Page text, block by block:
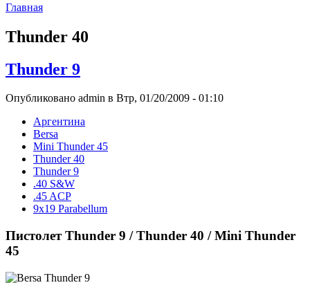
Главная
Thunder 40
Thunder 9
Опубликовано admin в Втр, 01/20/2009 - 01:10
Аргентина
Bersa
Mini Thunder 45
Thunder 40
Thunder 9
.40 S&W
.45 ACP
9x19 Parabellum
Пистолет Thunder 9 / Thunder 40 / Mini Thunder
45